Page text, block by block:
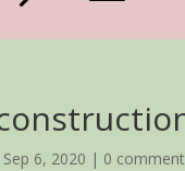
Sep 6, 2020 | 0